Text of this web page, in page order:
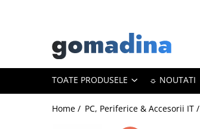
Toate Produsele
Trackere GPSTOATE PRODUSELE ☼ NOUTATI
Home / PC, Periferice & Accesorii IT /